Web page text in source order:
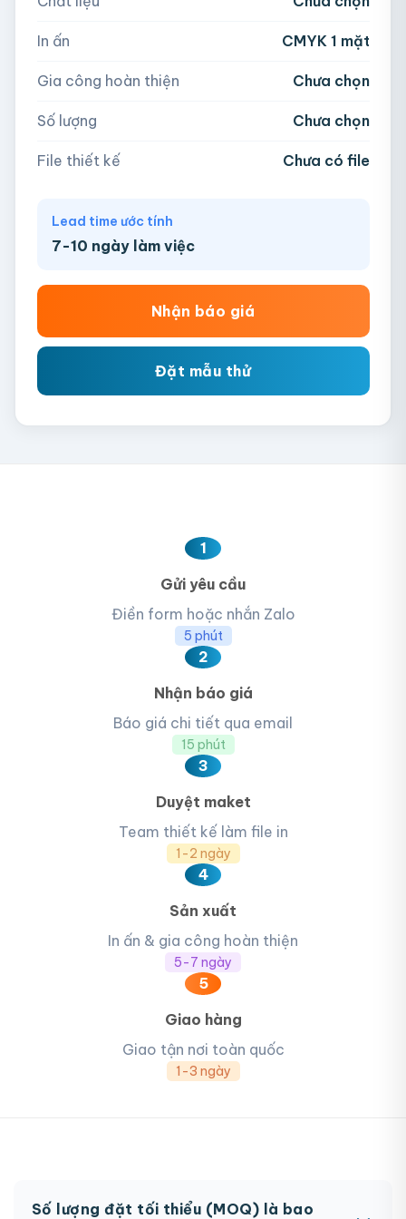
Hoặc nhập số lượng:
− + hộp
AI, PDF, EPS, PSD, PNG, JPG (tối đa 50MB)
In ấn CMYK 1 mặt
Gia công hoàn thiện Chưa chọn
Số lượng Chưa chọn
File thiết kế Chưa có file
Lead time ước tính
7-10 ngày làm việc
Nhận báo giá
Đặt mẫu thử
1
Gửi yêu cầu
Điền form hoặc nhắn Zalo
5 phút
2
Nhận báo giá
Báo giá chi tiết qua email
15 phút
3
Duyệt maket
Team thiết kế làm file in
1-2 ngày
4
Sản xuất
In ấn & gia công hoàn thiện
5-7 ngày
5
Giao hàng
Giao tận nơi toàn quốc
1-3 ngày
Số lượng đặt tối thiểu (MOQ) là bao